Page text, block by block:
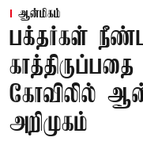
ஆன்மிகம்
பக்தர்கள்
காத்திருப்பதை
கோவிலில்
அறிமுகம்